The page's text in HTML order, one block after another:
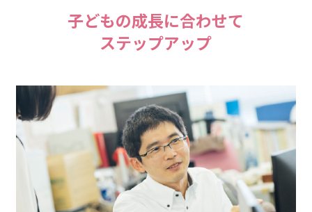
子どもの成長に合わせて
ステップアップ